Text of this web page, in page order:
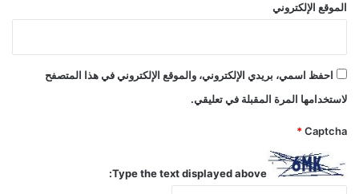
الموقع الإلكتروني
احفظ اسمي، بريدي الإلكتروني، والموقع الإلكتروني في هذا المتصفح
لاستخدامها المرة المقبلة في تعليقي.
Captcha
*
Type the text displayed above: